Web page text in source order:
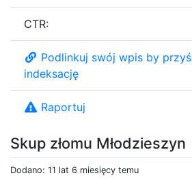
Skup złomu Młodzieszyn
Dodano: 11 lat 6 miesięcy temu
CTR:
Podlinkuj swój wpis by
indeksację
Raportuj